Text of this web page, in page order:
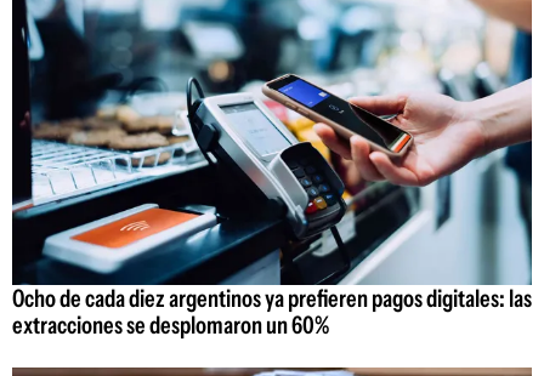
Ocho de cada diez argentinos ya prefieren pagos digitales: las
extracciones se desplomaron un 60%